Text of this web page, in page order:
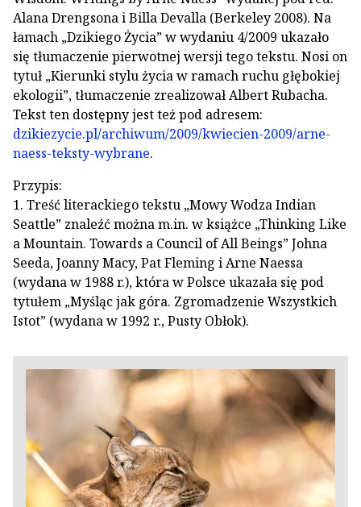
Alana Drengsona i Billa Devalla (Berkeley 2008). Na
łamach „Dzikiego Życia” w wydaniu 4/2009 ukazało
się tłumaczenie pierwotnej wersji tego tekstu. Nosi on
tytuł „Kierunki stylu życia w ramach ruchu głębokiej
ekologii”, tłumaczenie zrealizował Albert Rubacha.
Tekst ten dostępny jest też pod adresem:
dzikiezycie.pl/archiwum/2009/kwiecien-2009/arne-
naess-teksty-wybrane.
Przypis:
1. Treść literackiego tekstu „Mowy Wodza Indian
Seattle” znaleźć można m.in. w książce „Thinking Like
a Mountain. Towards a Council of All Beings” Johna
Seeda, Joanny Macy, Pat Fleming i Arne Naessa
(wydana w 1988 r.), która w Polsce ukazała się pod
tytułem „Myśląc jak góra. Zgromadzenie Wszystkich
Istot” (wydana w 1992 r., Pusty Obłok).